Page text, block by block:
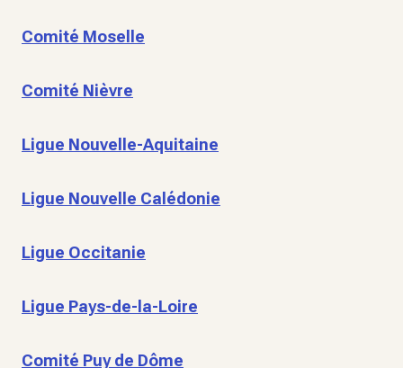
Comité Moselle
Comité Nièvre
Ligue Nouvelle-Aquitaine
Ligue Nouvelle Calédonie
Ligue Occitanie
Ligue Pays-de-la-Loire
Comité Puy de Dôme